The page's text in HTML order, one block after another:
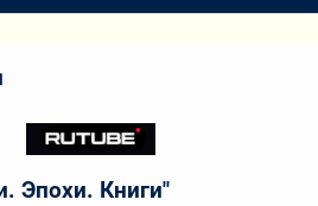
Эпохи. Книги"